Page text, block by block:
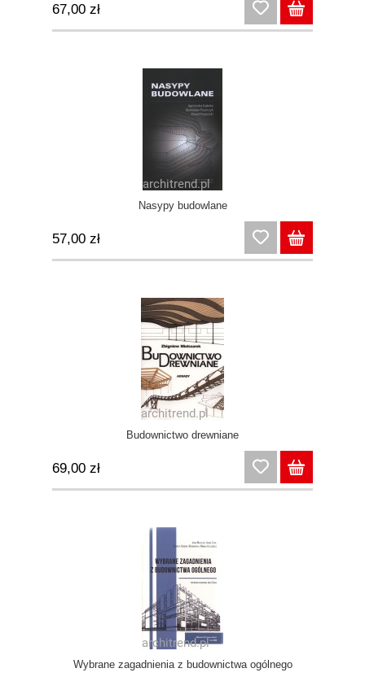
67,00 zł
Nasypy budowlane
57,00 zł
Budownictwo drewniane
69,00 zł
Wybrane zagadnienia z budownictwa ogólnego